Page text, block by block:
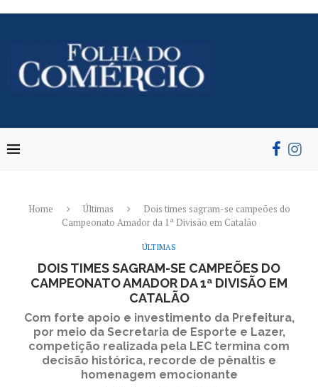
Home Últimas
Dois times sagram-se campeões do
Campeonato Amador da 1ª Divisão em Catalão
ÚLTIMAS
DOIS TIMES SAGRAM-SE CAMPEÕES DO
CAMPEONATO AMADOR DA 1ª DIVISÃO EM
CATALÃO
Com forte apoio e investimento da Prefeitura,
por meio da Secretaria de Esporte e Lazer,
competição realizada pela LEC termina com
decisão histórica, recorde de pênaltis e
homenagem emocionante